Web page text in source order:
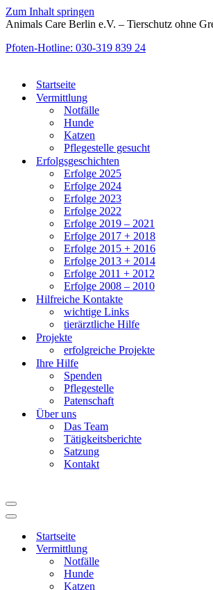
Zum Inhalt springen
Animals Care Berlin e.V. – Tierschutz ohne
Pfoten-Hotline: 030-319 839 24
Startseite
Vermittlung
Notfälle
Hunde
Katzen
Pflegestelle gesucht
Erfolgsgeschichten
Erfolge 2025
Erfolge 2024
Erfolge 2023
Erfolge 2022
Erfolge 2019 – 2021
Erfolge 2017 + 2018
Erfolge 2015 + 2016
Erfolge 2013 + 2014
Erfolge 2011 + 2012
Erfolge 2008 – 2010
Hilfreiche Kontakte
wichtige Links
tierärztliche Hilfe
Projekte
erfolgreiche Projekte
Ihre Hilfe
Spenden
Pflegestelle
Patenschaft
Über uns
Das Team
Tätigkeitsberichte
Satzung
Kontakt
Navigationsmenü
Navigationsmenü
Startseite
Vermittlung
Notfälle
Hunde
Katzen